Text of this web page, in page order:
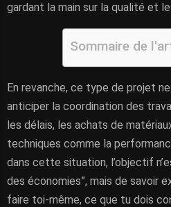
gardant la main sur la qualité et
Sommaire de
En revanche, ce type de projet
anticiper la coordination des
les délais, les achats de
techniques comme la
dans cette situation, l’objectif
des économies”, mais de savoir
faire toi-même, ce que tu dois